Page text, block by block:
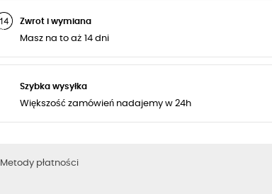
Zwrot i wymiana
Masz na to aż 14 dni
Szybka wysyłka
Większość zamówień nadajemy w 24h
Metody płatności